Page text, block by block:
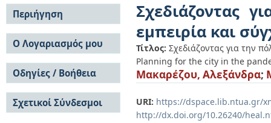
Σχεδιάζοντας
εμπειρία και
Τίτλος: Σχεδιάζοντας για την
Planning for the city in the
Μακαρέζου, Αλεξάνδρα;
URI: https://dspace.lib.ntua.gr/
http://dx.doi.org/10.26240/
Περιήγηση
Σε όλο το DSpace
Κοινότητες & Συλλογές
Ανά Ημερομηνία
Έκδοσης
Συγγραφείς
Τίτλοι
Θέματα
Ο Λογαριασμός μου
Σύνδεση
Εγγραφή
Οδηγίες / Βοήθεια
Οδηγίες Υποβολής
Οδηγίες Χρήσης ΙΑ
Συχνές Ερωτήσεις
Σχετικοί Σύνδεσμοι